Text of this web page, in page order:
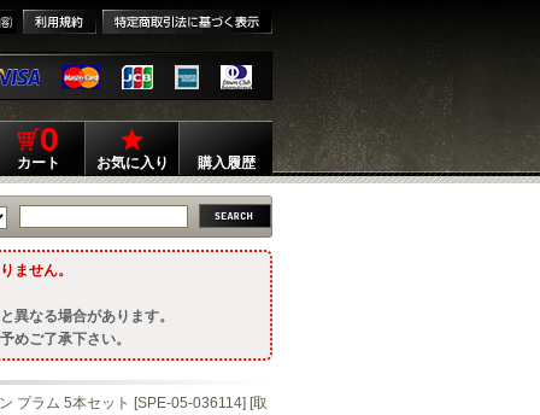
0
カート お気に入り 購入履歴
ません。
異なる場合があります。
めご了承下さい。
プラム 5本セット [SPE-05-036114] [取